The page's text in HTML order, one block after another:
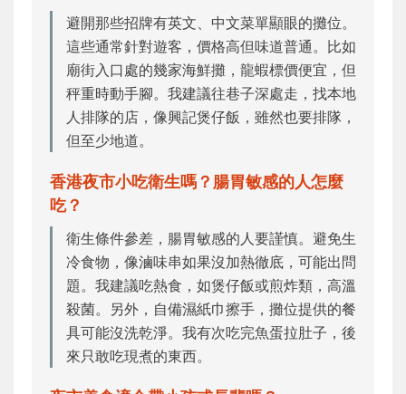
避開那些招牌有英文、中文菜單顯眼的攤位。
這些通常針對遊客，價格高但味道普通。比如
廟街入口處的幾家海鮮攤，龍蝦標價便宜，但
秤重時動手腳。我建議往巷子深處走，找本地
人排隊的店，像興記煲仔飯，雖然也要排隊，
但至少地道。
香港夜市小吃衛生嗎？腸胃敏感的人怎麼
吃？
衛生條件參差，腸胃敏感的人要謹慎。避免生
冷食物，像滷味串如果沒加熱徹底，可能出問
題。我建議吃熱食，如煲仔飯或煎炸類，高溫
殺菌。另外，自備濕紙巾擦手，攤位提供的餐
具可能沒洗乾淨。我有次吃完魚蛋拉肚子，後
來只敢吃現煮的東西。